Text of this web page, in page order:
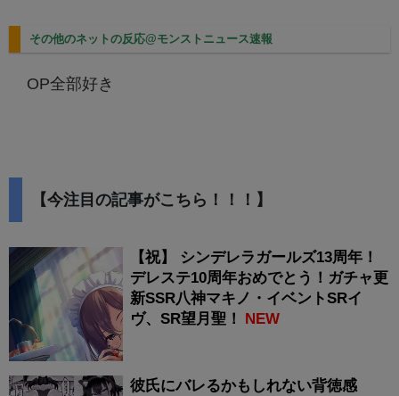
その他のネットの反応@モンストニュース速報
OP全部好き
【今注目の記事がこちら！！！】
【祝】 シンデレラガールズ13周年！
デレステ10周年おめでとう！ガチャ更
新SSR八神マキノ・イベントSRイ
ヴ、SR望月聖！
NEW
彼氏にバレるかもしれない背徳感